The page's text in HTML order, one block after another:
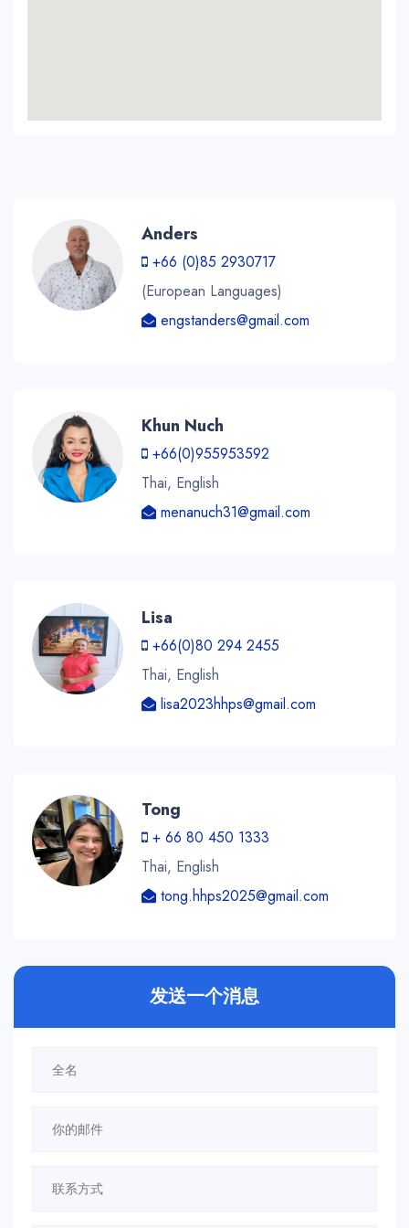
Anders
+66 (0)85 2930717
(European Languages)
engstanders@gmail.com
Khun Nuch
+66(0)955953592
Thai, English
menanuch31@gmail.com
Lisa
+66(0)80 294 2455
Thai, English
lisa2023hhps@gmail.com
Tong
+ 66 80 450 1333
Thai, English
tong.hhps2025@gmail.com
发送一个消息